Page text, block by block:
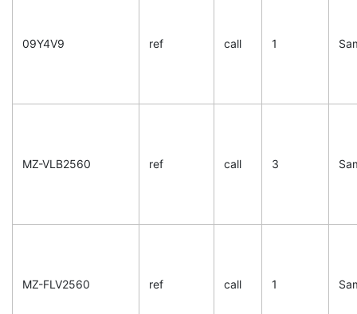
09Y4V9 ref call 1
MZ-VLB2560 ref call 3
MZ-FLV2560 ref call 1